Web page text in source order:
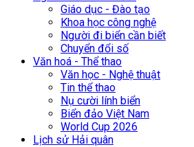
Giáo dục - Đào tạo
Khoa học công nghệ
Người đi biển cần biết
Chuyển đổi số
Văn hoá - Thể thao
Văn học - Nghệ thuật
Tin thể thao
Nụ cười lính biển
Biển đảo Việt Nam
World Cup 2026
Lịch sử Hải quân